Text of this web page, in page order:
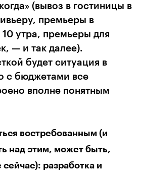
(вывоз в гостиницы в
премьеры в
утра, премьеры для
— и так далее).
будет ситуация в
с бюджетами все
вполне понятным
востребованным (и
над этим, может быть,
разработка и